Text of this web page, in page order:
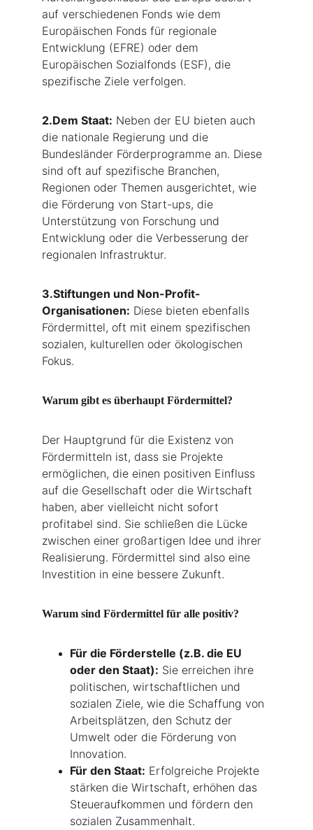
auf verschiedenen Fonds wie dem
Europäischen Fonds für regionale
Entwicklung (EFRE) oder dem
Europäischen Sozialfonds (ESF), die
spezifische Ziele verfolgen.
2.Dem Staat: Neben der EU bieten auch
die nationale Regierung und die
Bundesländer Förderprogramme an. Diese
sind oft auf spezifische Branchen,
Regionen oder Themen ausgerichtet, wie
die Förderung von Start-ups, die
Unterstützung von Forschung und
Entwicklung oder die Verbesserung der
regionalen Infrastruktur.
3.Stiftungen und Non-Profit-
Organisationen: Diese bieten ebenfalls
Fördermittel, oft mit einem spezifischen
sozialen, kulturellen oder ökologischen
Fokus.
Warum gibt es überhaupt Fördermittel?
Der Hauptgrund für die Existenz von
Fördermitteln ist, dass sie Projekte
ermöglichen, die einen positiven Einfluss
auf die Gesellschaft oder die Wirtschaft
haben, aber vielleicht nicht sofort
profitabel sind. Sie schließen die Lücke
zwischen einer großartigen Idee und ihrer
Realisierung. Fördermittel sind also eine
Investition in eine bessere Zukunft.
Warum sind Fördermittel für alle positiv?
Für die Förderstelle (z.B. die EU
oder den Staat): Sie erreichen ihre
politischen, wirtschaftlichen und
sozialen Ziele, wie die Schaffung von
Arbeitsplätzen, den Schutz der
Umwelt oder die Förderung von
Innovation.
Für den Staat: Erfolgreiche Projekte
stärken die Wirtschaft, erhöhen das
Steueraufkommen und fördern den
sozialen Zusammenhalt.